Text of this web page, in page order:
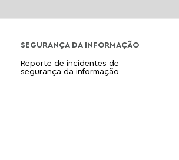
SEGURANÇA DA INFORMAÇÃO
Reporte de incidentes de
segurança da informação